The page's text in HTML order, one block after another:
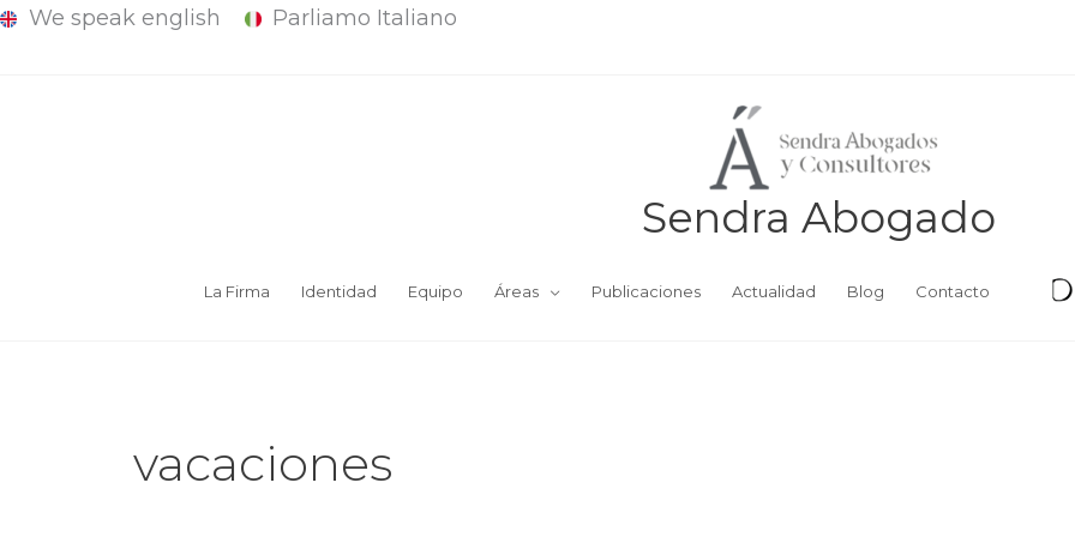
We speak english Parliamo Italiano
Sendra Abogado
La Firma Identidad Equipo Áreas Publicaciones Actualidad Blog Contacto
vacaciones